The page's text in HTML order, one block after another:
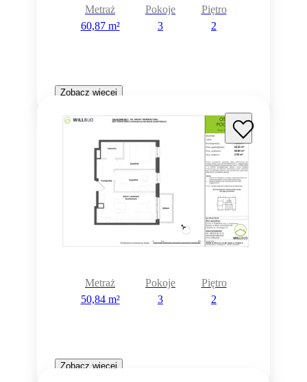
Metraż
60,87 m²
Pokoje
3
Piętro
2
Zobacz więcej
Metraż
50,84 m²
Pokoje
3
Piętro
2
Zobacz więcej